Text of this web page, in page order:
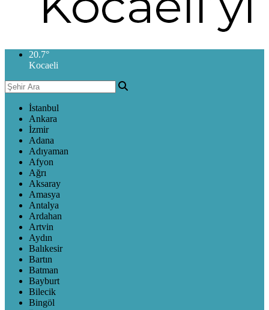
20.7°
Kocaeli
İstanbul
Ankara
İzmir
Adana
Adıyaman
Afyon
Ağrı
Aksaray
Amasya
Antalya
Ardahan
Artvin
Aydın
Balıkesir
Bartın
Batman
Bayburt
Bilecik
Bingöl